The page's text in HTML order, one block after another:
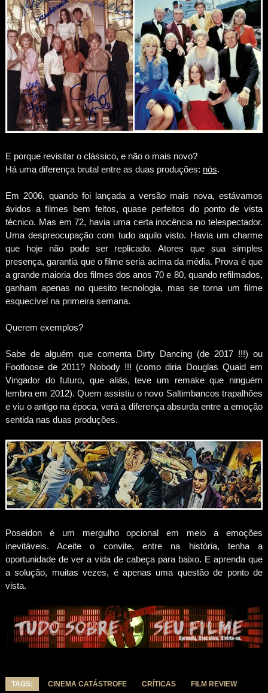
E porque revisitar o clássico, e não o mais novo?
Há uma diferença brutal entre as duas produções: nós.
Em 2006, quando foi lançada a versão mais nova, estávamos
ávidos a filmes bem feitos, quase perfeitos do ponto de vista
técnico. Mas em 72, havia uma certa inocência no telespectador.
Uma despreocupação com tudo aquilo visto. Havia um charme
que hoje não pode ser replicado. Atores que sua simples
presença, garantia que o filme seria acima da média. Prova é que
a grande maioria dos filmes dos anos 70 e 80, quando refilmados,
ganham apenas no quesito tecnologia, mas se torna um filme
esquecível na primeira semana.
Querem exemplos?
Sabe de alguém que comenta Dirty Dancing (de 2017 !!!) ou
Footloose de 2011? Nobody !!! (como diria Douglas Quaid em
Vingador do futuro, que aliás, teve um remake que ninguém
lembra em 2012). Quem assistiu o novo Saltimbancos trapalhões
e viu o antigo na época, verá a diferença absurda entre a emoção
sentida nas duas produções.
Poseidon é um mergulho opcional em meio a emoções
inevitáveis. Aceite o convite, entre na história, tenha a
oportunidade de ver a vida de cabeça para baixo. E aprenda que
a solução, muitas vezes, é apenas uma questão de ponto de
vista.
TAGS: CINEMA CATÁSTROFE CRÍTICAS
FILM REVIEW